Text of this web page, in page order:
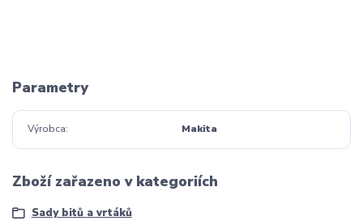
Parametry
Výrobca Makita
Zboží zařazeno v kategoriích
Sady bitů a vrtáků